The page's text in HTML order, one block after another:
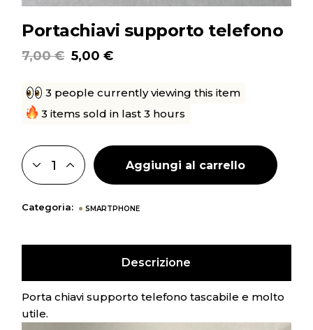
Portachiavi supporto telefono
7,00€
Il
originale
era:
7,00 €.
5,00€
Il
attuale
è:
5,00 €.
3 people currently viewing this item
3 items sold in last 3 hours
PORTACHIAVI SUPPORTO TELEFONO QUANTITY
Aggiungi al carrello
Categoria: SMARTPHONE
Descrizione
Porta chiavi supporto telefono tascabile e molto
utile.